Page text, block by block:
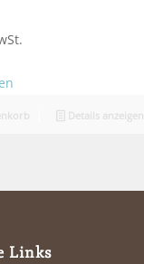
Details anzeigen
Links